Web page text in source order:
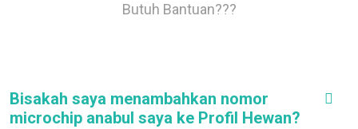
Butuh Bantuan???
Bisakah saya menambahkan nomor
microchip anabul saya ke Profil Hewan?